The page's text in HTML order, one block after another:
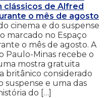
clássicos de Alfred
o mês de agosto
cinema e do suspense
marcado no Espaço
o mês de agosto. A
Paulo-Minas recebe o
mostra gratuita
britânico considerado
suspense e uma das
do […]